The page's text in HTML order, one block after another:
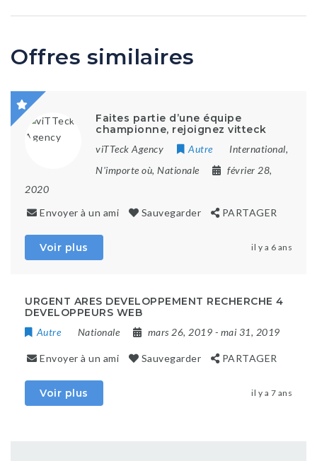
Offres similaires
Faites partie d’une équipe
championne, rejoignez vitteck
viTTeck Agency Autre International,
N'importe où, Nationale
février 28,
2020
Envoyer à un ami
Sauvegarder PARTAGER
Voir plus il y a 6 ans
URGENT ARES DEVELOPPEMENT RECHERCHE 4
DEVELOPPEURS WEB
Autre Nationale mars 26, 2019 - mai 31, 2019
Envoyer à un ami Sauvegarder PARTAGER
Voir plus il y a 7 ans